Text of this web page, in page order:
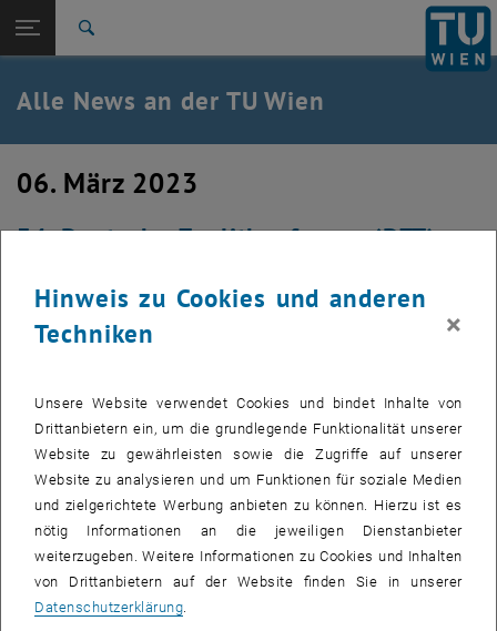
TU Login
Quicklinks
Quicklinks-Menü umschalten
Studium
Karriere
Zurück: Subseiten von TU Wien Startseite auflisten
Zurück zur letzten Ebene:
TU Wien Startseite
Übersicht
Alle News an der TU Wien
06. März 2023
34. Deutsche Zeolitkonferenz (DZT)
Dieses Jahr fand die Konferenz an der Universität Wien
Hinweis zu Cookies und anderen
Techniken
×
Unsere Website verwendet Cookies und bindet Inhalte von
Drittanbietern ein, um die grundlegende Funktionalität unserer
Website zu gewährleisten sowie die Zugriffe auf unserer
Website zu analysieren und um Funktionen für soziale Medien
und zielgerichtete Werbung anbieten zu können. Hierzu ist es
nötig Informationen an die jeweiligen Dienstanbieter
weiterzugeben. Weitere Informationen zu Cookies und Inhalten
von Drittanbietern auf der Website finden Sie in unserer
Datenschutzerklärung